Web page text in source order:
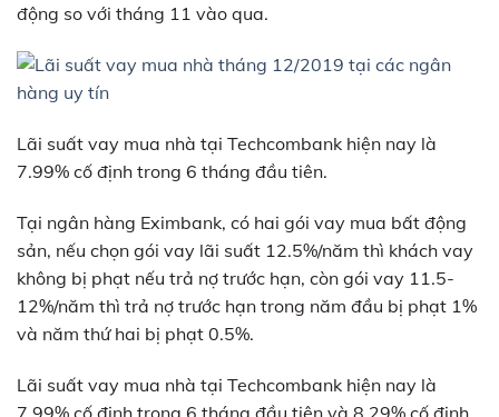
động so với tháng 11 vào qua.
Lãi suất vay mua nhà tại Techcombank hiện nay là
7.99% cố định trong 6 tháng đầu tiên.
Tại ngân hàng Eximbank, có hai gói vay mua bất động
sản, nếu chọn gói vay lãi suất 12.5%/năm thì khách vay
không bị phạt nếu trả nợ trước hạn, còn gói vay 11.5-
12%/năm thì trả nợ trước hạn trong năm đầu bị phạt 1%
và năm thứ hai bị phạt 0.5%.
Lãi suất vay mua nhà tại Techcombank hiện nay là
7.99% cố định trong 6 tháng đầu tiên và 8.29% cố định